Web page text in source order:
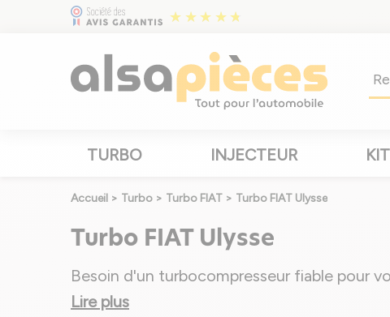
TURBO INJECTEUR
Accueil > Turbo > Turbo FIAT > Turbo FIAT Ulysse
Turbo FIAT Ulysse
Besoin d'un turbocompresseur fiable pour
Lire plus